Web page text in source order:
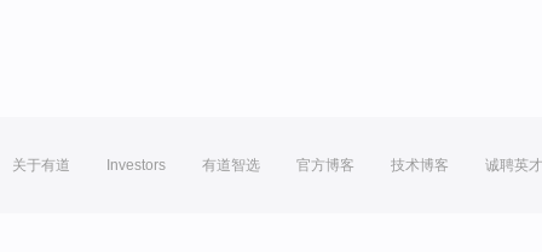
关于有道 Investors 有道智选 官方博客 技术博客 诚聘英才